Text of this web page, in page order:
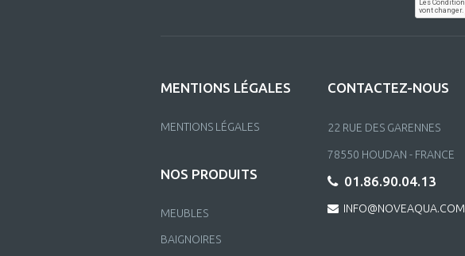
MENTIONS LÉGALES
MENTIONS LÉGALES
NOS PRODUITS
MEUBLES
BAIGNOIRES
CONTACTEZ-NOUS
22 RUE DES GARENNES
78550 HOUDAN - FRANCE
01.86.90.04.13
INFO@NOVEAQUA.COM